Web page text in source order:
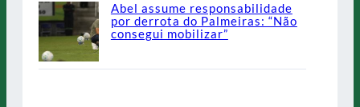
Abel assume responsabilidade
por derrota do Palmeiras: “Não
consegui mobilizar”